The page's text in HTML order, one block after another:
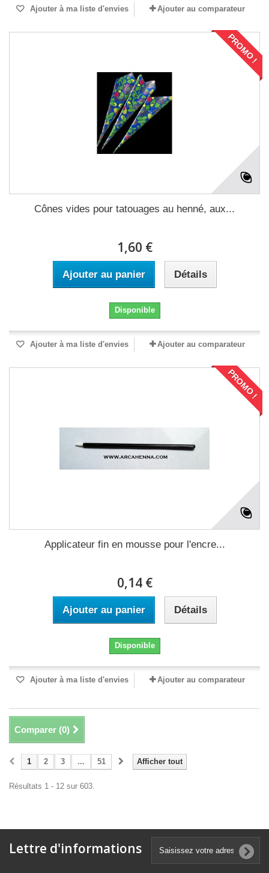
Ajouter à ma liste d'envies Ajouter au comparateur
PROMO !
Cônes vides pour tatouages au henné, aux...
1,60 €
Ajouter au panier Détails
Disponible
Ajouter à ma liste d'envies Ajouter au comparateur
PROMO !
Applicateur fin en mousse pour l'encre...
0,14 €
Ajouter au panier Détails
Disponible
Ajouter à ma liste d'envies Ajouter au comparateur
Comparer (0)
Afficher tout
1 2 3 ... 51
Résultats 1 - 12 sur 603.
Lettre d'informations